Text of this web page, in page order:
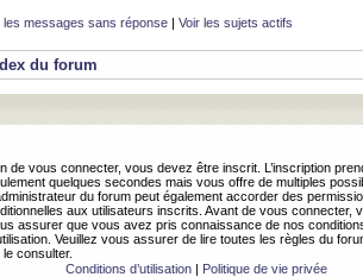
les messages sans réponse | Voir les sujets actifs
du forum
de vous connecter, vous devez être inscrit. L’inscription
quelques secondes mais vous offre de multiples
du forum peut également accorder des
aux utilisateurs inscrits. Avant de vous connecter,
assurer que vous avez pris connaissance de nos
Veuillez vous assurer de lire toutes les règles du
le consulter.
Conditions d’utilisation| Politique de vie privée